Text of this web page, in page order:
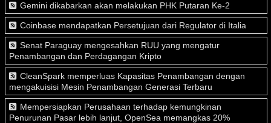
Gemini dikabarkan akan melakukan PHK Putaran Ke-2
Coinbase mendapatkan Persetujuan dari Regulator di Italia
Senat Paraguay mengesahkan RUU yang mengatur
Penambangan dan Perdagangan Kripto
CleanSpark memperluas Kapasitas Penambangan dengan
mengakuisisi Mesin Penambangan Generasi Terbaru
Mempersiapkan Perusahaan terhadap kemungkinan
Penurunan Pasar lebih lanjut, OpenSea memangkas 20%